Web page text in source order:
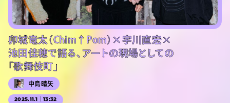
卯城竜太（Chim↑Pom）×宇川直宏×
池田佳穂で語る、アートの現場としての
「歌舞伎町」
中島晴矢
2025.11.1｜13:32